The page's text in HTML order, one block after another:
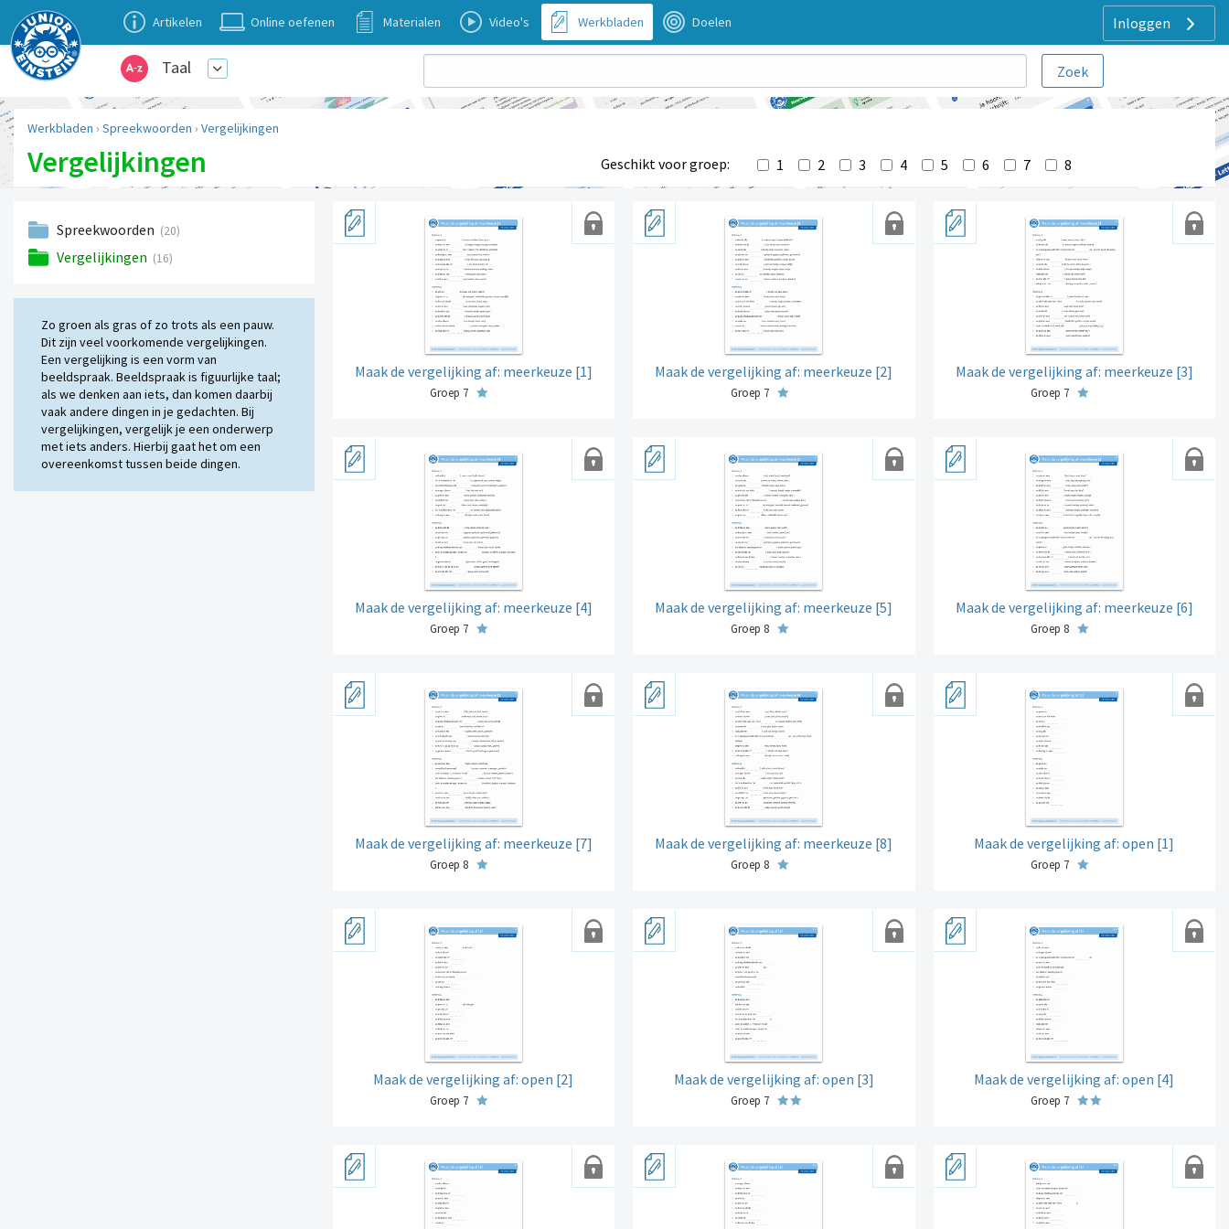
Inloggen
Artikelen Online oefenen Materialen Video's Werkbladen Doelen
Taal
Werkbladen › Spreekwoorden › Vergelijkingen
Vergelijkingen Geschikt voor groep: 1 2 3 4 5 6 7 8
Spreekwoorden (20)
Vergelijkingen (16)
Zo groen als gras of zo trots als een pauw.
Dit zijn veel voorkomende vergelijkingen.
Een vergelijking is een vorm van
beeldspraak. Beeldspraak is figuurlijke taal;
als we denken aan iets, dan komen daarbij
vaak andere dingen in je gedachten. Bij
vergelijkingen, vergelijk je een onderwerp
met iets anders. Hierbij gaat het om een
overeenkomst tussen beide dingen.
Maak de vergelijking af: meerkeuze [1]
Groep 7
Maak de vergelijking af: meerkeuze [2]
Groep 7
Maak de vergelijking af: meerkeuze [3]
Groep 7
Maak de vergelijking af: meerkeuze [4]
Groep 7
Maak de vergelijking af: meerkeuze [5]
Groep 8
Maak de vergelijking af: meerkeuze [6]
Groep 8
Maak de vergelijking af: meerkeuze [7]
Groep 8
Maak de vergelijking af: meerkeuze [8]
Groep 8
Maak de vergelijking af: open [1]
Groep 7
Maak de vergelijking af: open [2]
Groep 7
Maak de vergelijking af: open [3]
Groep 7
Maak de vergelijking af: open [4]
Groep 7